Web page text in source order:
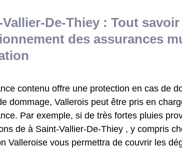
De-Thiey : Tout
des assurances
contenu offre une protection en cas de
dommage, Vallerois peut être pris en
Par exemple, si de très fortes pluies
de à Saint-Vallier-De-Thiey , y compris
Valleroise vous permettra de couvrir les